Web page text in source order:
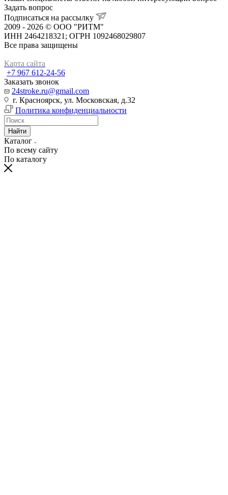
Задать вопрос
Подписаться на рассылку
2009 - 2026 © ООО "РИТМ"
ИНН 2464218321; ОГРН 1092468029807
Все права защищены
Карта сайта
+7 967 612-24-56
Заказать звонок
24stroke.ru@gmail.com
г. Красноярск, ул. Московская, д.32
Политика конфиденциальности
Найти
Каталог
По всему сайту
По каталогу